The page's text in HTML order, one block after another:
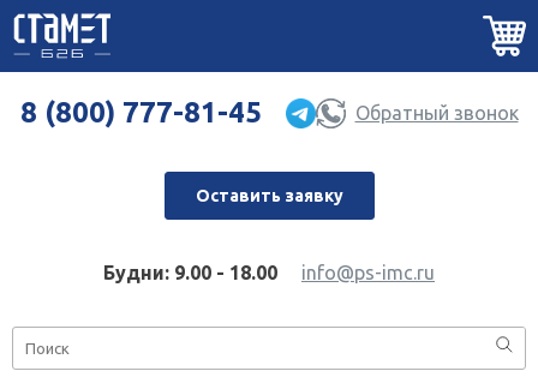
8 (800) 777-81-45 Обратный звонок
Оставить заявку
Будни: 9.00 - 18.00 info@ps-imc.ru